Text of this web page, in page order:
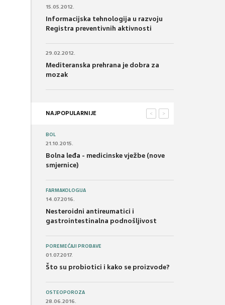
15.05.2012.
Informacijska tehnologija u razvoju
Registra preventivnih aktivnosti
29.02.2012.
Mediteranska prehrana je dobra za
mozak
NAJPOPULARNIJE >
<
BOL
21.10.2015.
Bolna leđa - medicinske vježbe (nove
smjernice)
FARMAKOLOGIJA
14.07.2016.
Nesteroidni antireumatici i
gastrointestinalna podnošljivost
POREMEĆAJI PROBAVE
01.07.2017.
Što su probiotici i kako se proizvode?
OSTEOPOROZA
28.06.2016.